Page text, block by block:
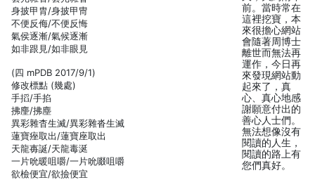
身披甲胄/身披甲冑
不便反侮/不便反悔
氣侯逐漸/氣候逐漸
如非跟見/如非眼見
(四 mPDB 2017/9/1)
修改標點 (幾處)
手搯/手掐
拂麈/拂塵
異彩雜杳生滅/異彩雜沓生滅
蓮寶痤取出/蓮寶座取出
天龍毐誕/天龍毒涎
一片吮暖咀嚼/一片吮啜咀嚼
欲檢便宜/欲撿便宜
前。當時常在
這裡挖寶，本
來很擔心網站
會隨著周博士
離世而無法再
運作，今日再
來發現網站動
起來了，真
心、真心地感
謝願意付出的
善心人士們。
無法想像沒有
閱讀的人生，
閱讀的路上有
您們真好。